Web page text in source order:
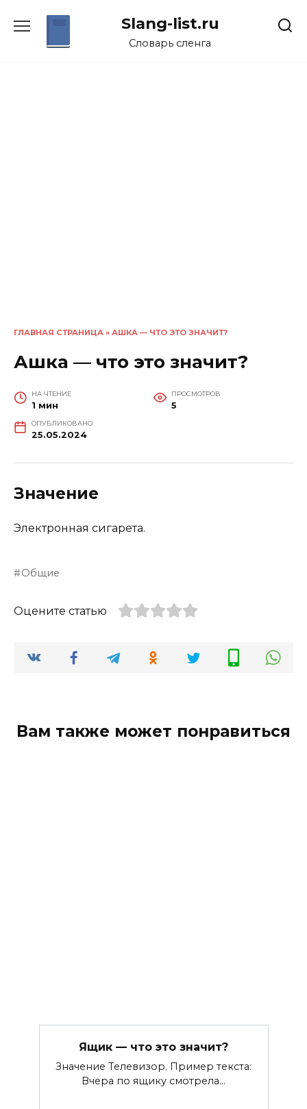
Slang-list.ru
Словарь сленга
ГЛАВНАЯ СТРАНИЦА » АШКА — ЧТО ЭТО ЗНАЧИТ?
Ашка — что это значит?
НА ЧТЕНИЕ
1 мин
ПРОСМОТРОВ
5
ОПУБЛИКОВАНО
25.05.2024
Значение
Электронная сигарета.
Общие
Оцените статью
Вам также может понравиться
Ящик — что это значит?
Значение Телевизор. Пример текста:
Вчера по ящику смотрела…